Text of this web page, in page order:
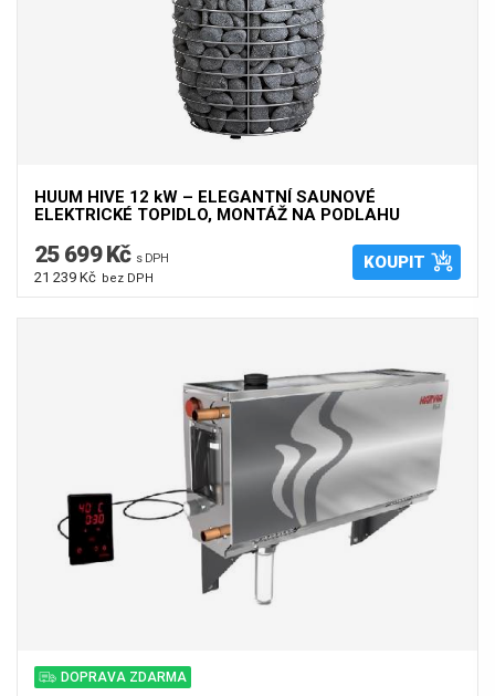
HUUM HIVE 12 kW – ELEGANTNÍ SAUNOVÉ
ELEKTRICKÉ TOPIDLO, MONTÁŽ NA PODLAHU
25 699 Kč s DPH
21 239 Kč bez DPH
KOUPIT
DOPRAVA ZDARMA